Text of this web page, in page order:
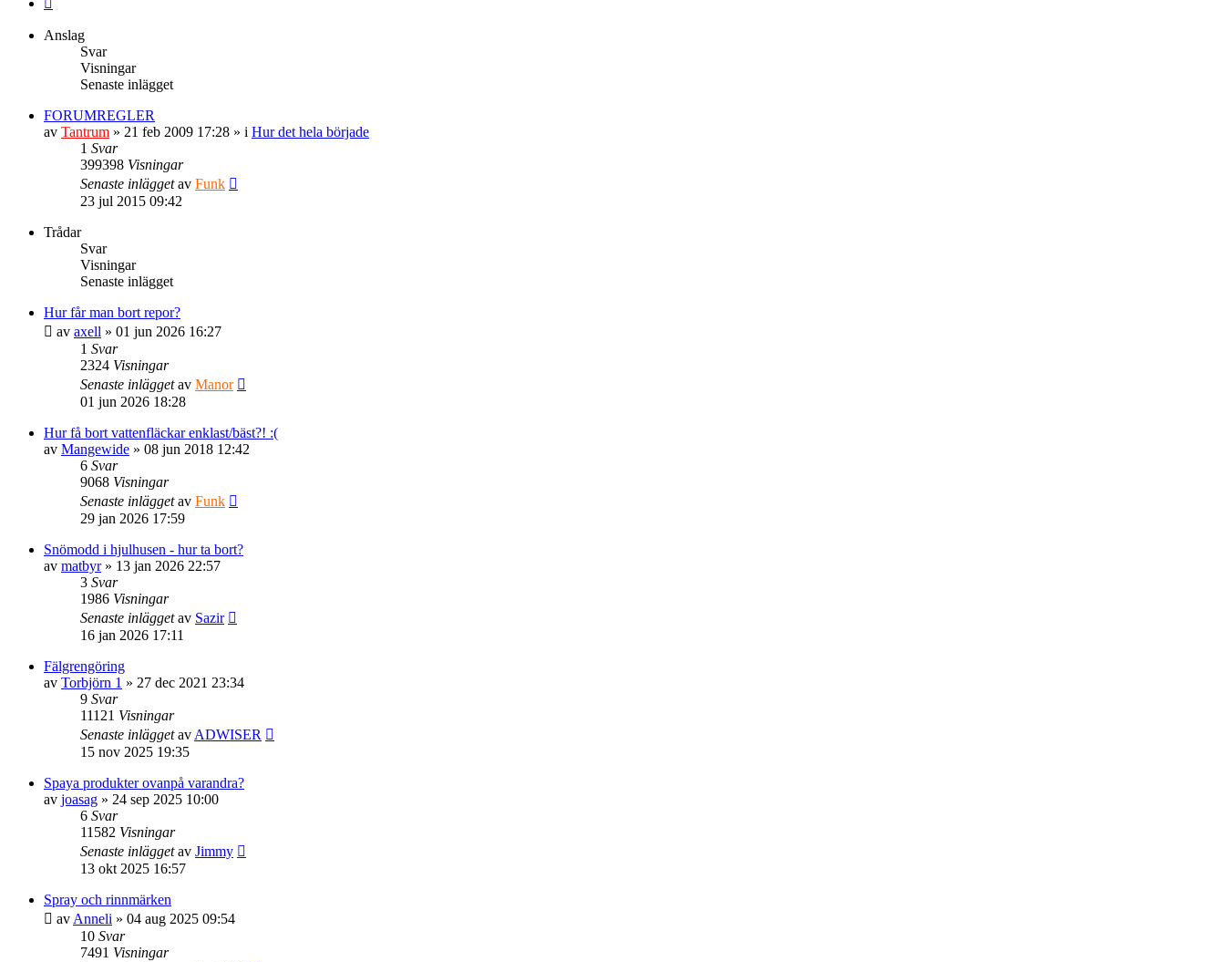
Anslag
Svar
Visningar
Senaste inlägget
FORUMREGLER
av Tantrum » 21 feb 2009 17:28 » i Hur det hela började
1 Svar
399398 Visningar
Senaste inläggetav Funk
23 jul 2015 09:42
Trådar
Svar
Visningar
Senaste inlägget
Hur får man bort repor?
av axell » 01 jun 2026 16:27
1 Svar
2324 Visningar
Senaste inläggetav Manor
01 jun 2026 18:28
Hur få bort vattenfläckar enklast/bäst?! :(
av Mangewide » 08 jun 2018 12:42
6 Svar
9068 Visningar
Senaste inläggetav Funk
29 jan 2026 17:59
Snömodd i hjulhusen - hur ta bort?
av matbyr» 13 jan 2026 22:57
3 Svar
1986 Visningar
Senaste inläggetav Sazir
16 jan 2026 17:11
Fälgrengöring
av Torbjörn 1 » 27 dec 2021 23:34
9 Svar
11121 Visningar
Senaste inläggetav ADWISER
15 nov 2025 19:35
Spaya produkter ovanpå varandra?
av joasag » 24 sep 2025 10:00
6 Svar
11582 Visningar
Senaste inläggetav Jimmy
13 okt 2025 16:57
Spray och rinnmärken
av Anneli » 04 aug 2025 09:54
10 Svar
7491 Visningar